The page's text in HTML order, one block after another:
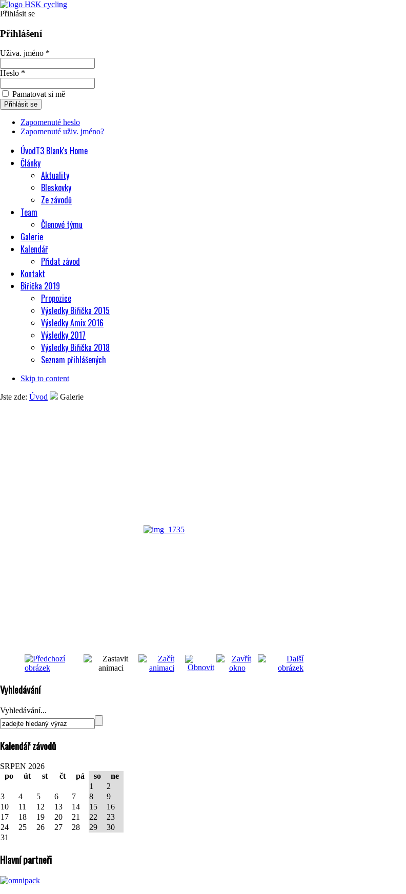
Přihlásit se
Přihlášení
Uživa. jméno *
Heslo *
Pamatovat si mě
Zapomenuté heslo
Zapomenuté uživ. jméno?
ÚvodT3 Blank's Home
Články
Aktuality
Bleskovky
Ze závodů
Team
Členové týmu
Galerie
Kalendář
Přidat závod
Kontakt
Biřička 2019
Propozice
Výsledky Biřička 2015
Výsledky Amix 2016
Výsledky 2017
Výsledky Biřička 2018
Seznam přihlášených
Skip to content
Jste zde: Úvod Galerie
Vyhledávání
Vyhledávání...
Kalendář závodů
SRPEN 2026
po
út st čt pá so
ne
1
2
3
4 5 6 7 8
9
10
11 12 13 14 15
16
17
18 19 20 21 22
23
24
25 26 27 28 29
30
31
Hlavní partneři